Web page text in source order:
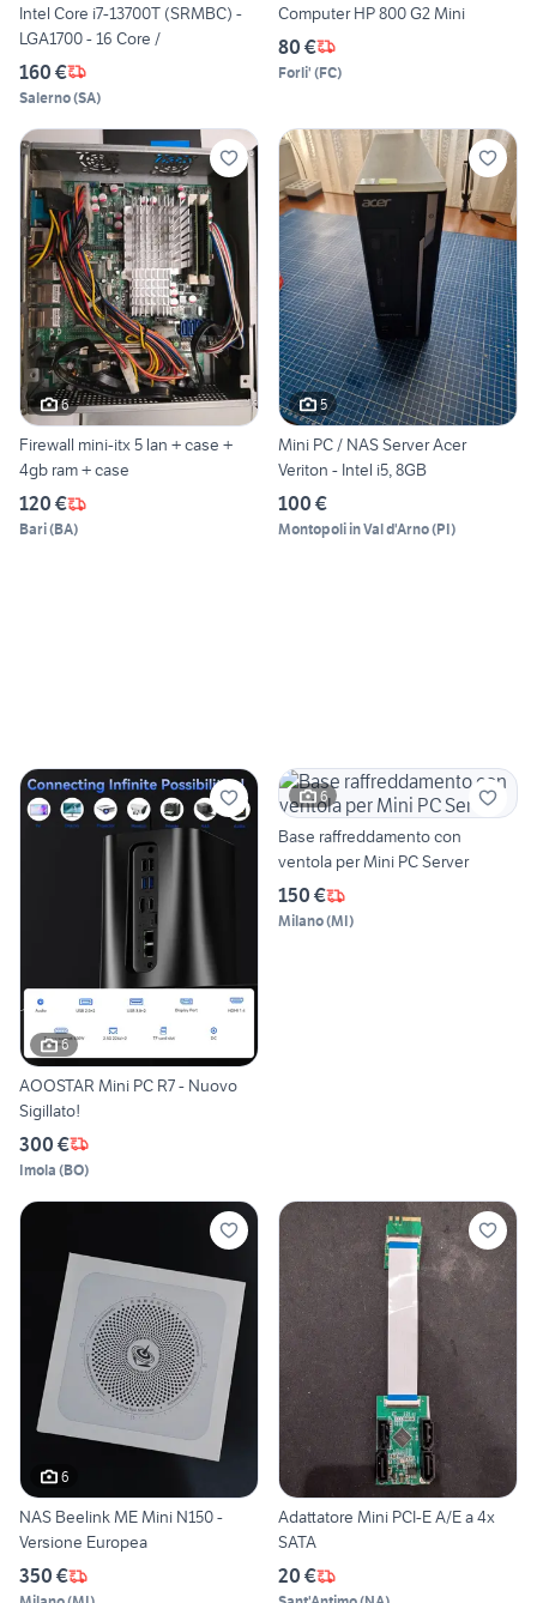
Intel Core i7-13700T (SRMBC) -
LGA1700 - 16 Core /
160 €
Salerno(SA)
Computer HP 800 G2 Mini
80 €
Forli' (FC)
6
Firewall mini-itx 5 lan + case +
4gb ram + case
120 €
Bari(BA)
5
Mini PC / NAS Server Acer
Veriton - Intel i5, 8GB
100 €
Montopoli in Val d'Arno(PI)
6
AOOSTAR Mini PC R7 - Nuovo
Sigillato!
300 €
Imola (BO)
6
Base raffreddamento con
ventola per Mini PC Server
150 €
Milano(MI)
6
NAS Beelink ME Mini N150 -
Versione Europea
350 €
Adattatore Mini PCI-E A/E a 4x
SATA
20 €